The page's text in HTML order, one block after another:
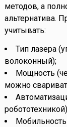
методов, а
альтернатива.
учитывать:
Тип лазера
волоконный);
Мощность
можно